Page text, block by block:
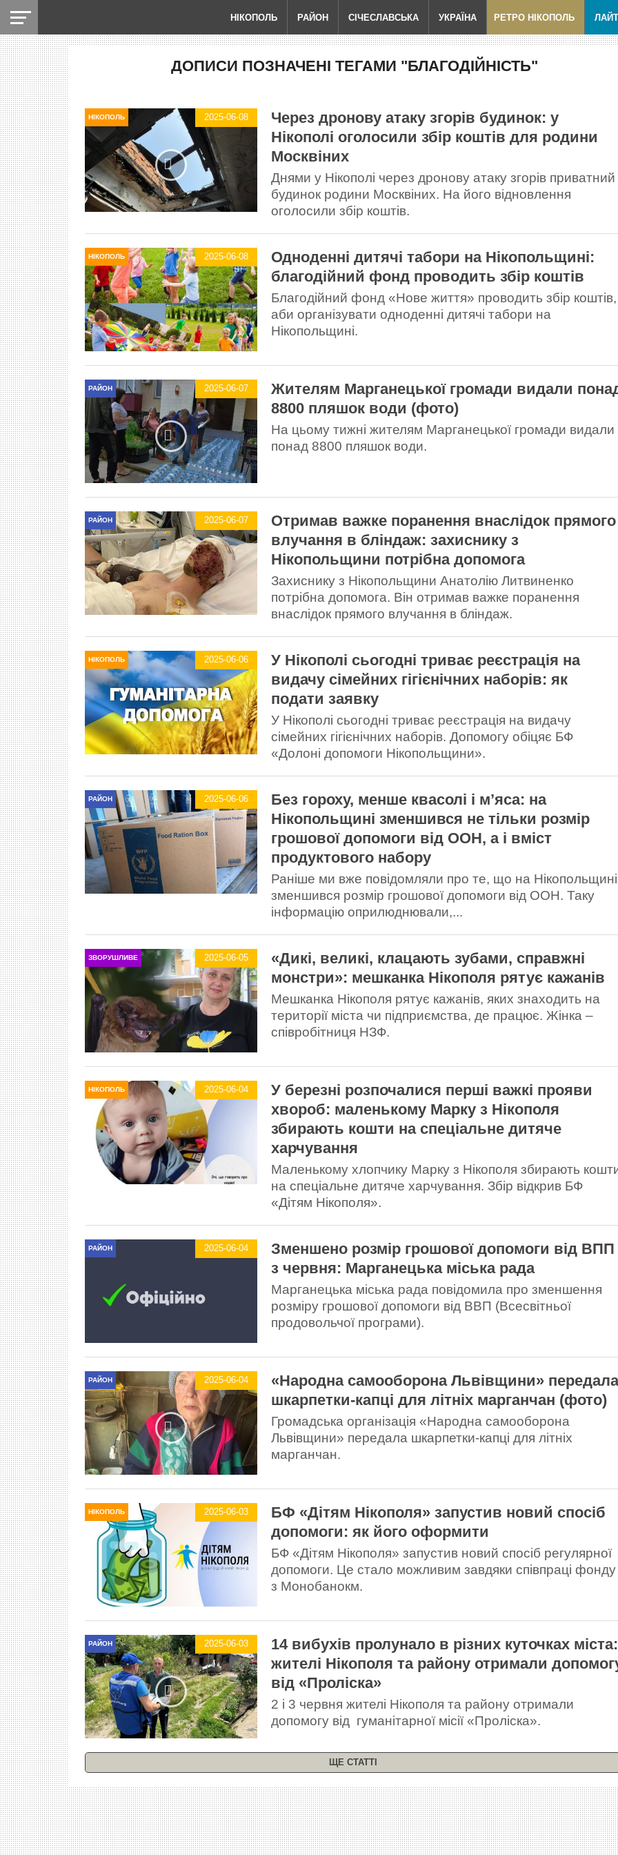
НІКОПОЛЬ РАЙОН СІЧЕСЛАВСЬКА УКРАЇНА РЕТРО НІКОПОЛЬ ЛАЙТ
ДОПИСИ ПОЗНАЧЕНІ ТЕГАМИ "БЛАГОДІЙНІСТЬ"
НІКОПОЛЬ 2025-06-08
Через дронову атаку згорів будинок: у
Нікополі оголосили збір коштів для родини
Москвіних
Днями у Нікополі через дронову атаку згорів приватний
будинок родини Москвіних. На його відновлення
оголосили збір коштів.
НІКОПОЛЬ 2025-06-08
Одноденні дитячі табори на Нікопольщині:
благодійний фонд проводить збір коштів
Благодійний фонд «Нове життя» проводить збір коштів,
аби організувати одноденні дитячі табори на
Нікопольщині.
РАЙОН 2025-06-07
Жителям Марганецької громади видали
8800 пляшок води (фото)
На цьому тижні жителям Марганецької громади видали
понад 8800 пляшок води.
РАЙОН 2025-06-07
Отримав важке поранення внаслідок прямого
влучання в бліндаж: захиснику з
Нікопольщини потрібна допомога
Захиснику з Нікопольщини Анатолію Литвиненко
потрібна допомога. Він отримав важке поранення
внаслідок прямого влучання в бліндаж.
НІКОПОЛЬ 2025-06-06
У Нікополі сьогодні триває реєстрація на
видачу сімейних гігієнічних наборів: як
подати заявку
У Нікополі сьогодні триває реєстрація на видачу
сімейних гігієнічних наборів. Допомогу обіцяє БФ
«Долоні допомоги Нікопольщини».
РАЙОН 2025-06-06
Без гороху, менше квасолі і м’яса: на
Нікопольщині зменшився не тільки розмір
грошової допомоги від ООН, а і вміст
продуктового набору
Раніше ми вже повідомляли про те, що на Нікопольщині
зменшився розмір грошової допомоги від ООН. Таку
інформацію оприлюднювали,...
ЗВОРУШЛИВЕ 2025-06-05
«Дикі, великі, клацають зубами, справжні
монстри»: мешканка Нікополя рятує кажанів
Мешканка Нікополя рятує кажанів, яких знаходить на
території міста чи підприємства, де працює. Жінка –
співробітниця НЗФ.
НІКОПОЛЬ 2025-06-04
У березні розпочалися перші важкі прояви
хвороб: маленькому Марку з Нікополя
збирають кошти на спеціальне дитяче
харчування
Маленькому хлопчику Марку з Нікополя збирають
на спеціальне дитяче харчування. Збір відкрив БФ
«Дітям Нікополя».
РАЙОН 2025-06-04
Зменшено розмір грошової допомоги від ВПП
з червня: Марганецька міська рада
Марганецька міська рада повідомила про зменшення
розміру грошової допомоги від ВВП (Всесвітньої
продовольчої програми).
РАЙОН 2025-06-04
«Народна самооборона Львівщини»
шкарпетки-капці для літніх марганчан (фото)
Громадська організація «Народна самооборона
Львівщини» передала шкарпетки-капці для літніх
марганчан.
НІКОПОЛЬ 2025-06-03
БФ «Дітям Нікополя» запустив новий спосіб
допомоги: як його оформити
БФ «Дітям Нікополя» запустив новий спосіб регулярної
допомоги. Це стало можливим завдяки співпраці фонду
з Монобанокм.
РАЙОН 2025-06-03
14 вибухів пролунало в різних куточках міста:
жителі Нікополя та району отримали
від «Проліска»
2 і 3 червня жителі Нікополя та району отримали
допомогу від гуманітарної місії «Проліска».
ЩЕ СТАТТІ